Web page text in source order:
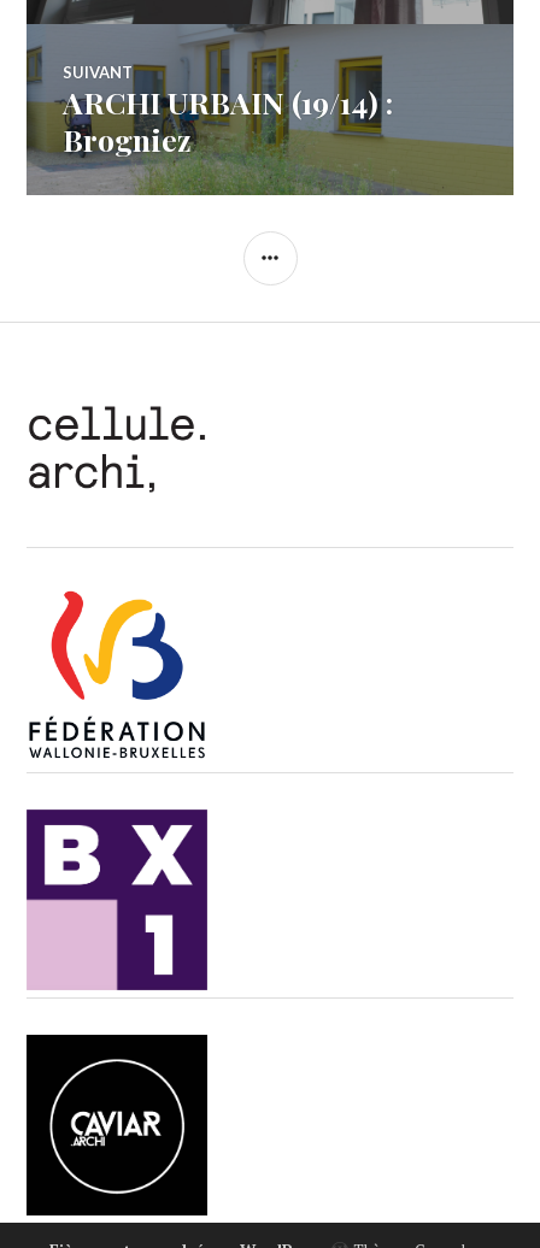
l’article
SUIVANT
Article
Suivant:
ARCHI URBAIN (19/14) :
Brogniez
COLONNE